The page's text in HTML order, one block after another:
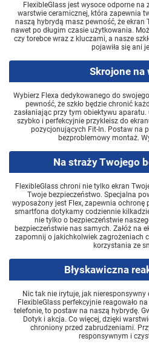
FlexibleGlass jest wysoce odporne
warstwie ceramicznej, która zapewnia
naszą hybrydą masz pewność, że ekran
nawet po długim czasie użytkowania.
czy torebce wraz z kluczami, a nasze
pojawiła się ani
Skrojone na
Wybierz Flexa dedykowanego do
pewność, że szkło będzie chronić
zasłaniając przy tym obiektywu aparatu.
szybko i perfekcyjnie przykleisz do
pozycjonujących Fit-In. Postaw na
bezproblemowy montaż.
Na straży Twojego
FlexibleGlass chroni nie tylko ekran
Twoje bezpieczeństwo. Specjalna
wyposażony jest Flex, zapewnia
smartfona dotykamy codziennie
nie tylko o bezpieczeństwie
bezpieczeństwie nas samych. Załóż na
zapomnij o jakichkolwiek zagrożeniach
korzystania ze
Błyskawiczna
Nic tak nie irytuje, jak
FlexibleGlass perfekcyjnie reagowało
telefonie, to postaw na naszą hybrydę.
Dotyk i akcja. Co więcej, dzięki
chroniony przed zabrudzeniami.
responsywnym i